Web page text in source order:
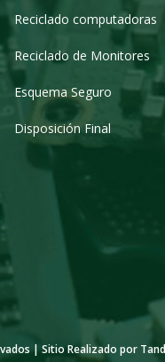
buenas ideas para utilizar
la importancia de el
Viegas
Reciclado computadoras
Reciclado de Monitores
Esquema Seguro
Disposición Final
| Sitio Realizado por